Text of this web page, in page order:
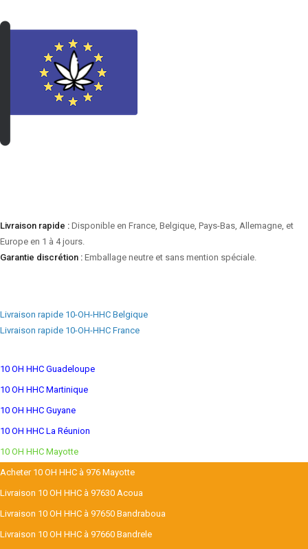
Livraison rapide : Disponible en France, Belgique, Pays-Bas, Allemagne, et
Europe en 1 à 4 jours.
Garantie discrétion : Emballage neutre et sans mention spéciale.
Livraison rapide 10-OH-HHC Belgique
Livraison rapide 10-OH-HHC France
10 OH HHC Guadeloupe
10 OH HHC Martinique
10 OH HHC Guyane
10 OH HHC La Réunion
10 OH HHC Mayotte
Acheter 10 OH HHC à 976 Mayotte
Livraison 10 OH HHC à 97630 Acoua
Livraison 10 OH HHC à 97650 Bandraboua
Livraison 10 OH HHC à 97660 Bandrele